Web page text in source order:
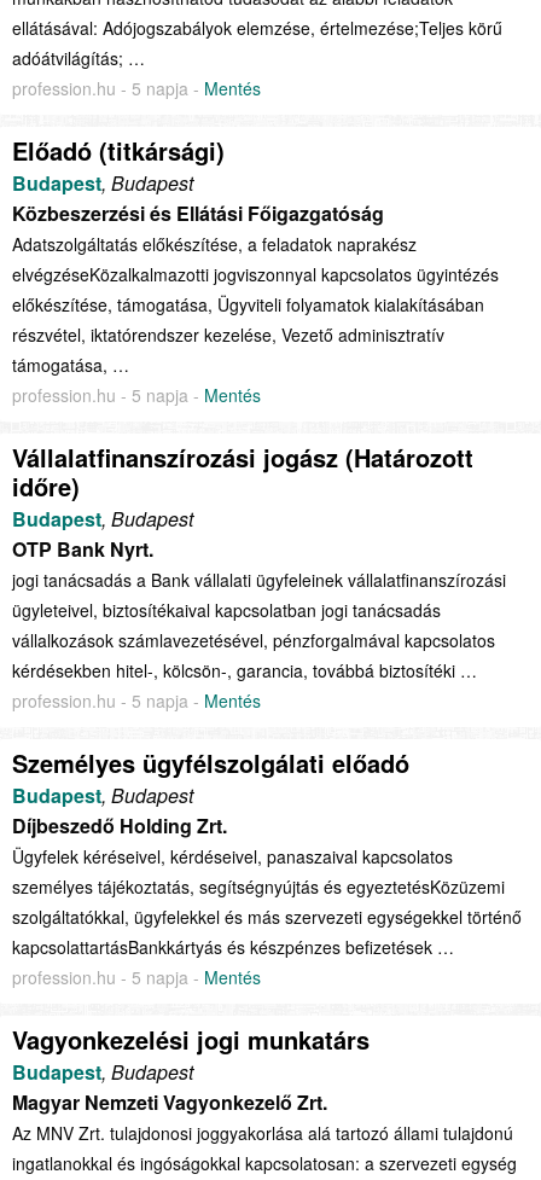
ellátásával: Adójogszabályok elemzése, értelmezése;Teljes körű
adóátvilágítás; …
profession.hu - 5 napja - Mentés
Előadó (titkársági)
Budapest, Budapest
Közbeszerzési és Ellátási Főigazgatóság
Adatszolgáltatás előkészítése, a feladatok naprakész
elvégzéseKözalkalmazotti jogviszonnyal kapcsolatos ügyintézés
előkészítése, támogatása, Ügyviteli folyamatok kialakításában
részvétel, iktatórendszer kezelése, Vezető adminisztratív
támogatása, …
profession.hu - 5 napja - Mentés
Vállalatfinanszírozási jogász (Határozott
időre)
Budapest, Budapest
OTP Bank Nyrt.
jogi tanácsadás a Bank vállalati ügyfeleinek vállalatfinanszírozási
ügyleteivel, biztosítékaival kapcsolatban jogi tanácsadás
vállalkozások számlavezetésével, pénzforgalmával kapcsolatos
kérdésekben hitel-, kölcsön-, garancia, továbbá biztosítéki …
profession.hu - 5 napja - Mentés
Személyes ügyfélszolgálati előadó
Budapest, Budapest
Díjbeszedő Holding Zrt.
Ügyfelek kéréseivel, kérdéseivel, panaszaival kapcsolatos
személyes tájékoztatás, segítségnyújtás és egyeztetésKözüzemi
szolgáltatókkal, ügyfelekkel és más szervezeti egységekkel történő
kapcsolattartásBankkártyás és készpénzes befizetések …
profession.hu - 5 napja - Mentés
Vagyonkezelési jogi munkatárs
Budapest, Budapest
Magyar Nemzeti Vagyonkezelő Zrt.
Az MNV Zrt. tulajdonosi joggyakorlása alá tartozó állami tulajdonú
ingatlanokkal és ingóságokkal kapcsolatosan: a szervezeti egység